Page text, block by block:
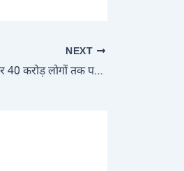
NEXT
कागजों से निकल कर 40 करोड़ लोगों तक पहुँची सरकारी स्वास्थ्य सुविधाएँ: ₹1 लाख करोड़ पहुँचा बजट: 11 सालों में इतना बदल गया हेल्थ सेक्टर